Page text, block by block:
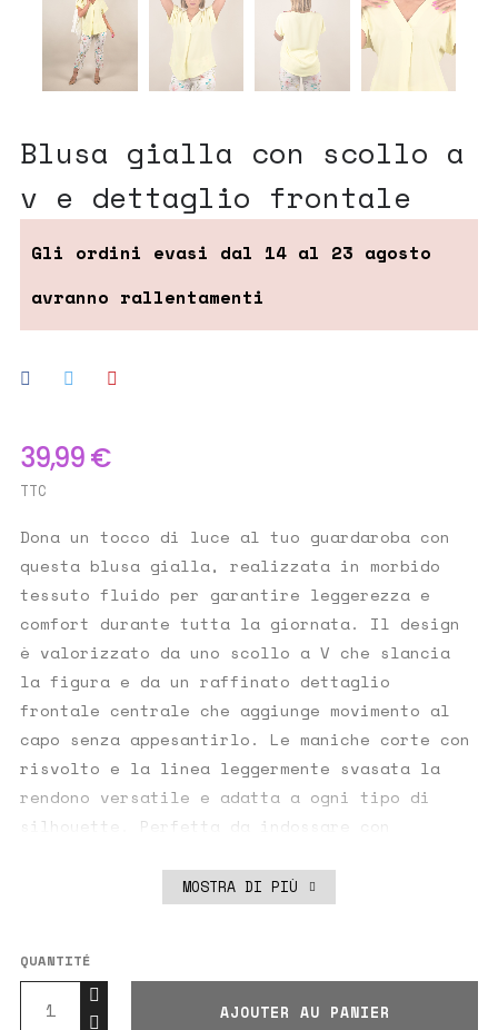
blusa gialla con scollo a
v e dettaglio frontale
39,99 €
TTC
Dona un tocco di luce al tuo guardaroba con
questa blusa gialla, realizzata in morbido
tessuto fluido per garantire leggerezza e
comfort durante tutta la giornata. Il design
è valorizzato da uno scollo a V che slancia
la figura e da un raffinato dettaglio
frontale centrale che aggiunge movimento al
capo senza appesantirlo. Le maniche corte con
risvolto e la linea leggermente svasata la
rendono versatile e adatta a ogni tipo di
silhouette. Perfetta da indossare con
o con jeans per un’uscita informale.
Dettagli prodotto:
Composizione tessuto: 100% Poliestere
MOSTRA DI PIÙ
QUANTITÉ
AJOUTER AU PANIER